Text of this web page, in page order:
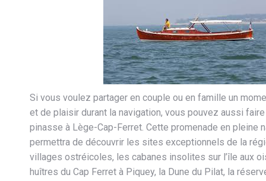
Si vous voulez partager en couple ou en famille un
et de plaisir durant la navigation, vous pouvez aussi
pinasse à Lège-Cap-Ferret. Cette promenade en pleine
permettra de découvrir les sites exceptionnels de la
villages ostréicoles, les cabanes insolites sur l’île aux
huîtres du Cap Ferret à Piquey, la Dune du Pilat, la